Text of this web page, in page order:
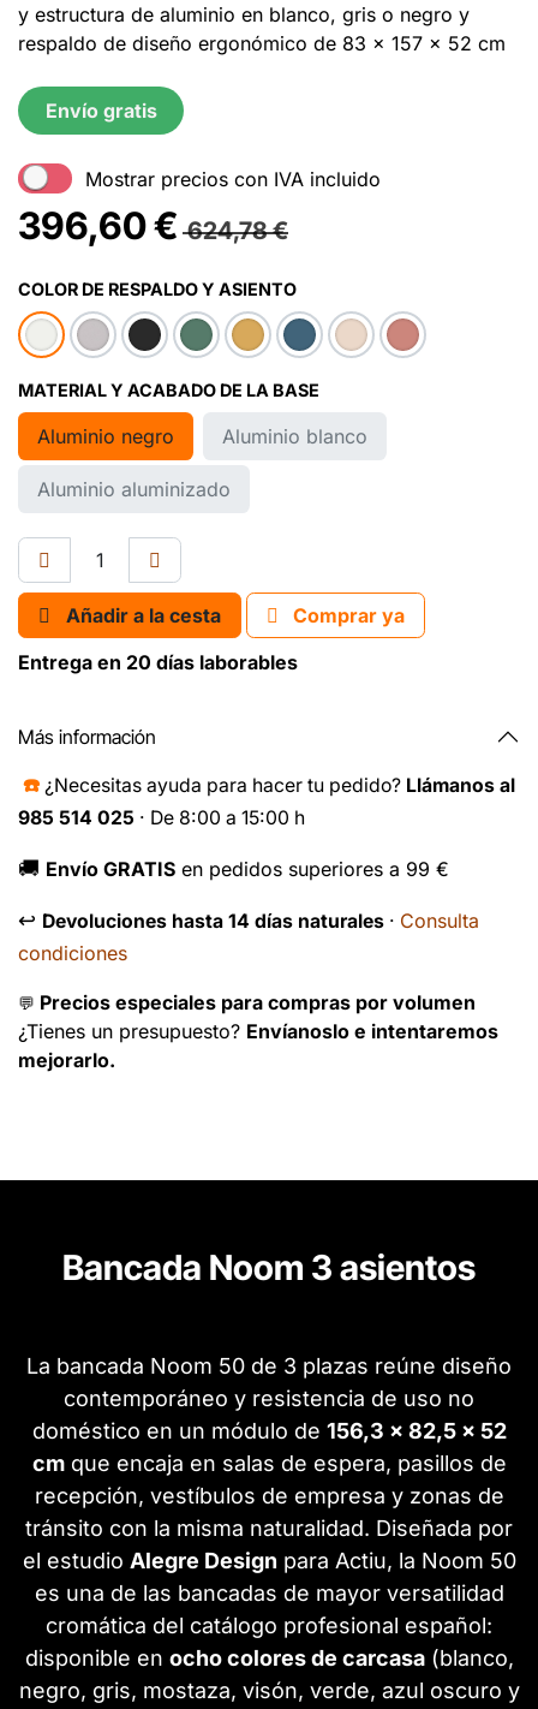
y estructura de aluminio en blanco, gris o negro y
respaldo de diseño ergonómico de 83 x 157 x 52 cm
Envío gratis
Mostrar precios con IVA incluido
396,60€ 624,78€
COLOR DE RESPALDO Y ASIENTO
MATERIAL Y ACABADO DE LA BASE
Aluminio negro Aluminio blanco
Aluminio aluminizado
Añadir a la cesta
Comprar ya
Entrega en 20 días laborables
Más información
☎️ ¿Necesitas ayuda para hacer tu pedido? Llámanos al
985 514 025 · De 8:00 a 15:00 h
🚚 Envío GRATIS en pedidos superiores a 99 €
↩️ Devoluciones hasta 14 días naturales · Consulta
condiciones
💬 Precios especiales para compras por volumen
¿Tienes un presupuesto? Envíanoslo e intentaremos
mejorarlo.
Bancada Noom 3 asientos
La bancada Noom 50 de 3 plazas reúne diseño
contemporáneo y resistencia de uso no
doméstico en un módulo de 156,3 × 82,5 × 52
cmque encaja en salas de espera, pasillos de
recepción, vestíbulos de empresa y zonas de
tránsito con la misma naturalidad. Diseñada por
el estudio Alegre Design para Actiu, la Noom 50
es una de las bancadas de mayor versatilidad
cromática del catálogo profesional español:
disponible en ocho colores de carcasa(blanco,
negro, gris, mostaza, visón, verde, azul oscuro y